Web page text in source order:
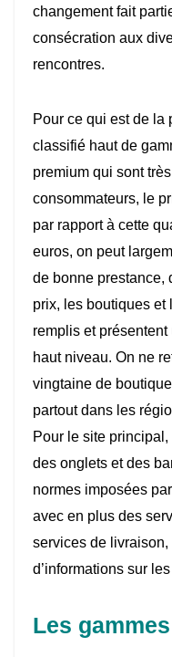
changement fait
consécration aux
rencontres.
Pour ce qui est de la
classifié haut de
premium qui sont
consommateurs, le
par rapport à cette
euros, on peut
de bonne prestance,
prix, les boutiques et
remplis et
haut niveau. On ne
vingtaine de
partout dans les
Pour le site
des onglets et des
normes imposées
avec en plus des
services de
d’informations sur
Les